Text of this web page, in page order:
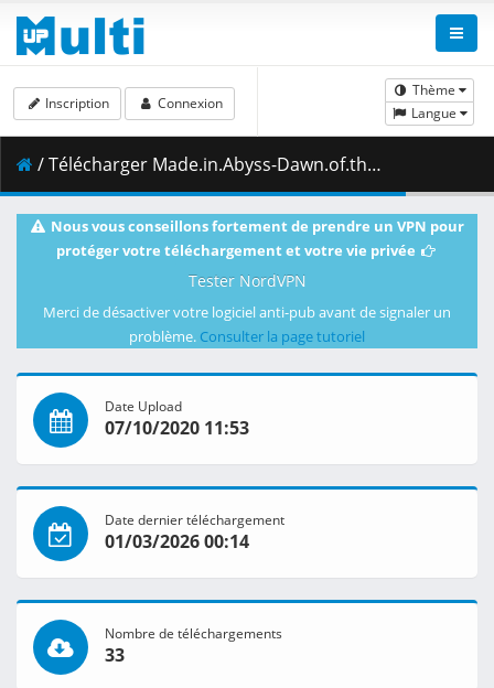
Thème
Langue
Inscription Connexion
/ Télécharger Made.in.Abyss-Dawn.of.the.Deep.Soul.1080p.Dual-Audio.BDRip.10.bits.DD.x265-EMBER.mkv.006 ( 497.95 MB )
Nous vous conseillons fortement de prendre un VPN pour
protéger votre téléchargement et votre vie privée
Tester NordVPN
Merci de désactiver votre logiciel anti-pub avant de signaler un
problème. Consulter la page tutoriel
Date Upload
07/10/2020 11:53
Date dernier téléchargement
01/03/2026 00:14
Nombre de téléchargements
33